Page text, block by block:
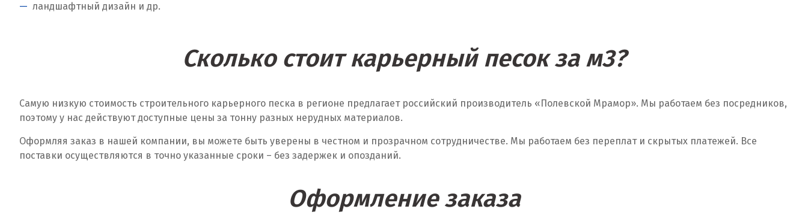
ландшафтный дизайн и др.
Сколько стоит карьерный песок за м3?
Самую низкую стоимость строительного карьерного песка в регионе предлагает российский производитель «Полевской Мрамор». Мы работаем без посредников,
поэтому у нас действуют доступные цены за тонну разных нерудных материалов.
Оформляя заказ в нашей компании, вы можете быть уверены в честном и прозрачном сотрудничестве. Мы работаем без переплат и скрытых платежей. Все
поставки осуществляются в точно указанные сроки – без задержек и опозданий.
Оформление заказа